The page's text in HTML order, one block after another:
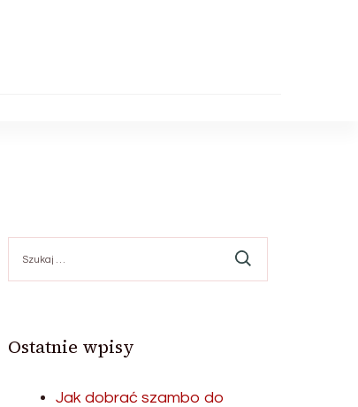
Ostatnie wpisy
Jak dobrać szambo do